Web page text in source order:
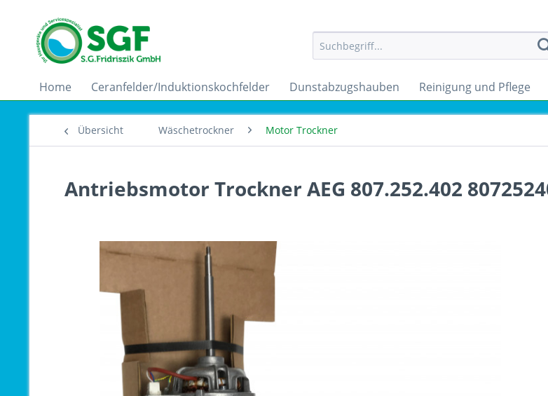
Home Ceranfelder/Induktionskochfelder Dunstabzugshauben Reinigung und Pflege
Übersicht Wäschetrockner Motor Trockner
Antriebsmotor Trockner AEG 807.252.402